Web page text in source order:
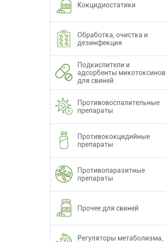
Кокцидиостатики
Обработка, очистка и
дезинфекция
Подкислители и
адсорбенты микотоксинов
для свиней
Противовоспалительные
препараты
Противококцидийные
препараты
Противопаразитные
препараты
Прочее для свиней
Регуляторы метаболизма,